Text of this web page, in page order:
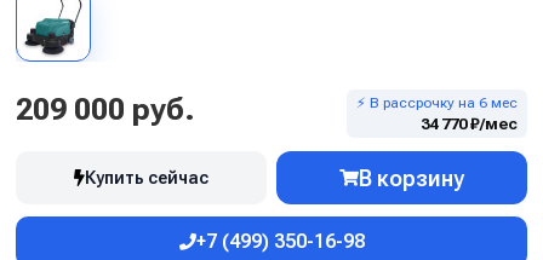
209 000 руб. ⚡ В рассрочку на 6 мес
34 770 ₽/мес
Купить сейчас В корзину
+7 (499) 350-16-98